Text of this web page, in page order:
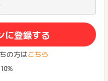
に登録する
の方はこちら
10%